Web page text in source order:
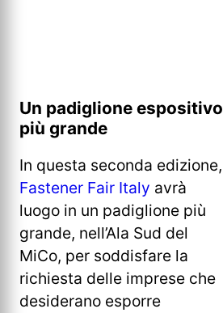
Un padiglione espositivo
più grande
In questa seconda edizione,
Fastener Fair Italy avrà
luogo in un padiglione più
grande, nell’Ala Sud del
MiCo, per soddisfare la
richiesta delle imprese che
desiderano esporre